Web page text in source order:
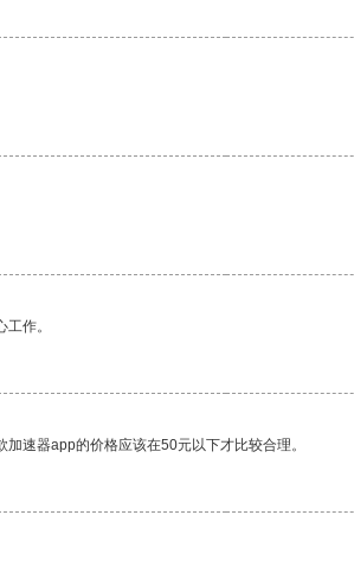
作。
速器app的价格应该在50元以下才比较合理。